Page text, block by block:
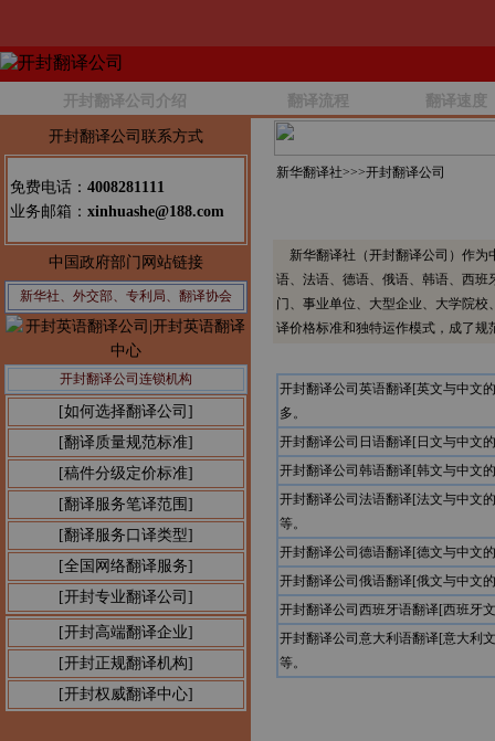
开封翻译公司介绍 翻译流程 翻译速度
开封翻译公司联系方式
免费电话： 4008281111
业务邮箱： xinhuashe@188.com
中国政府部门网站链接
新华社、外交部、专利局、翻译协会
开封翻译公司连锁机构
[如何选择翻译公司]
[翻译质量规范标准]
[稿件分级定价标准]
[翻译服务笔译范围]
[翻译服务口译类型]
[全国网络翻译服务]
[开封专业翻译公司]
[开封高端翻译企业]
[开封正规翻译机构]
[开封权威翻译中心]
新华翻译社>>>开封翻译公司
新华翻译社（开封翻译公司）作为
语、法语、德语、俄语、韩语、西
门、事业单位、大型企业、大学院
译价格标准和独特运作模式，成了
开封翻译公司英语翻译[英文与中文
多。
开封翻译公司日语翻译[日文与中文
开封翻译公司韩语翻译[韩文与中文
开封翻译公司法语翻译[法文与中文
等。
开封翻译公司德语翻译[德文与中文
开封翻译公司俄语翻译[俄文与中文
开封翻译公司西班牙语翻译[西班牙
开封翻译公司意大利语翻译[意大利
等。